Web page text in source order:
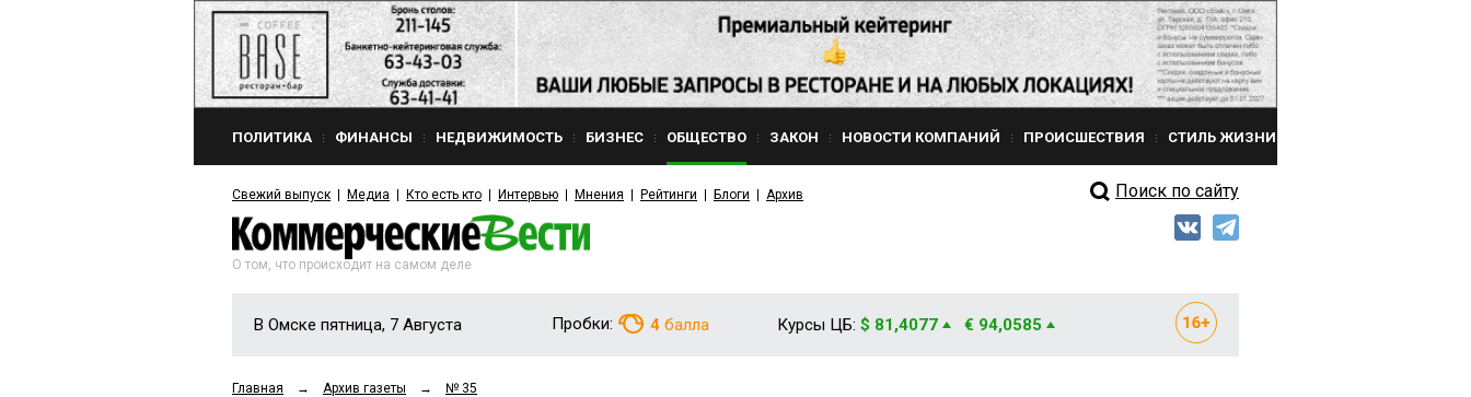
ПОЛИТИКА ФИНАНСЫ НЕДВИЖИМОСТЬ БИЗНЕС ОБЩЕСТВО ЗАКОН НОВОСТИ КОМПАНИЙ ПРОИСШЕСТВИЯ СТИЛЬ ЖИЗНИ
Свежий выпуск Медиа Кто есть кто Интервью Мнения Рейтинги Блоги Архив Поиск по сайту
О том, что происходит на самом деле
В Омске пятница, 7 Августа Пробки: 4 балла Курсы ЦБ: $ 81,4077 € 94,0585
Главная → Архив газеты → № 35